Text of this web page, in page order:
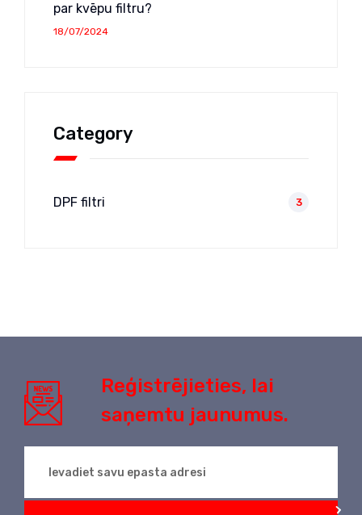
par kvēpu filtru?
18/07/2024
Category
DPF filtri 3
Reģistrējieties, lai
saņemtu jaunumus.